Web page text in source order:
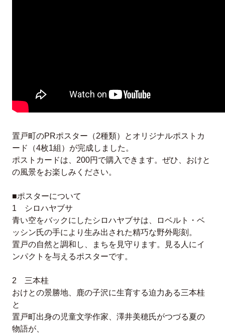
置戸町のPRポスター（2種類）とオリジナルポストカ
ード（4枚1組）が完成しました。
ポストカードは、200円で購入できます。ぜひ、おけと
の風景をお楽しみください。
■ポスターについて
1 シロハヤブサ
青い空をバックにしたシロハヤブサは、ロベルト・ベ
ッシン氏の手により生み出された精巧な野外彫刻。
置戸の自然と調和し、まちを見守ります。見る人にイ
ンパクトを与えるポスターです。
2 三本桂
おけとの景勝地、鹿の子沢に生育する迫力ある三本桂
と
置戸町出身の児童文学作家、澤井美穂氏がつづる夏の
物語が、